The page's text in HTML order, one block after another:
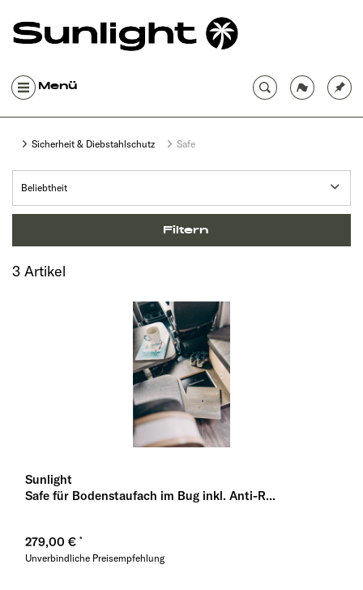
Menü
Sicherheit & Diebstahlschutz Safe
Filtern
3 Artikel
Sunlight
Safe für Bodenstaufach im Bug inkl. Anti-R...
279,00 €
Unverbindliche Preisempfehlung